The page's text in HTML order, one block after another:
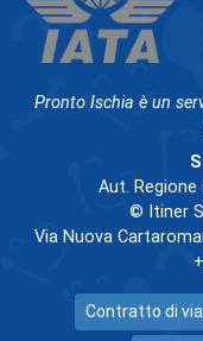
Pronto Ischia è un
Aut. Regione
© Itiner
Via Nuova
Contratto di